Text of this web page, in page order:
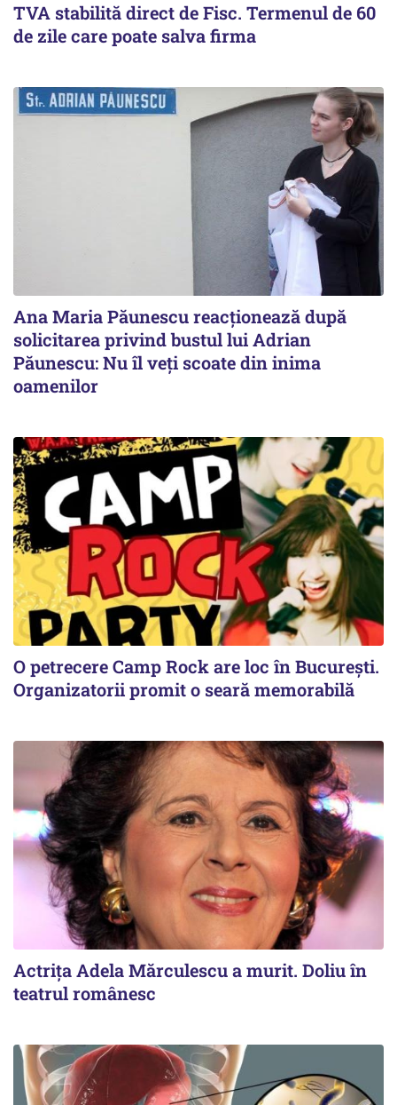
TVA stabilită direct de Fisc. Termenul de 60
de zile care poate salva firma
Ana Maria Păunescu reacționează după
solicitarea privind bustul lui Adrian
Păunescu: Nu îl veți scoate din inima
oamenilor
O petrecere Camp Rock are loc în București.
Organizatorii promit o seară memorabilă
Actrița Adela Mărculescu a murit. Doliu în
teatrul românesc